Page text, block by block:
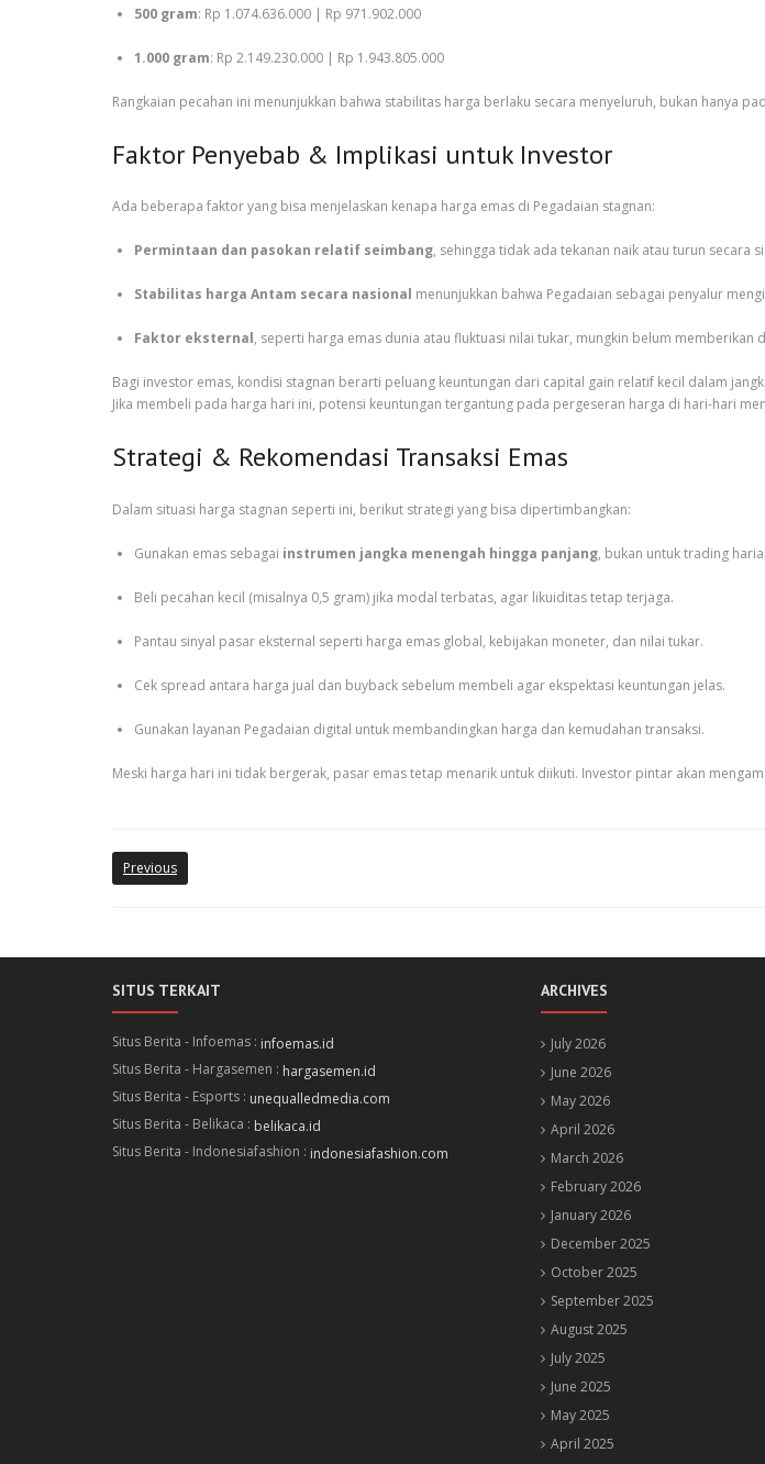
500 gram: Rp 1.074.636.000 | Rp 971.902.000
1.000 gram: Rp 2.149.230.000 | Rp 1.943.805.000
Rangkaian pecahan ini menunjukkan bahwa stabilitas harga berlaku secara menyeluruh, bukan hanya
Faktor Penyebab & Implikasi untuk Investor
Ada beberapa faktor yang bisa menjelaskan kenapa harga emas di Pegadaian stagnan:
Permintaan dan pasokan relatif seimbang, sehingga tidak ada tekanan naik atau turun secara
Stabilitas harga Antam secara nasional menunjukkan bahwa Pegadaian sebagai penyalur
Faktor eksternal, seperti harga emas dunia atau fluktuasi nilai tukar, mungkin belum memberikan
Bagi investor emas, kondisi stagnan berarti peluang keuntungan dari capital gain relatif kecil dalam
Jika membeli pada harga hari ini, potensi keuntungan tergantung pada pergeseran harga di hari-hari
Strategi & Rekomendasi Transaksi Emas
Dalam situasi harga stagnan seperti ini, berikut strategi yang bisa dipertimbangkan:
Gunakan emas sebagai instrumen jangka menengah hingga panjang, bukan untuk trading
Beli pecahan kecil (misalnya 0,5 gram) jika modal terbatas, agar likuiditas tetap terjaga.
Pantau sinyal pasar eksternal seperti harga emas global, kebijakan moneter, dan nilai tukar.
Cek spread antara harga jual dan buyback sebelum membeli agar ekspektasi keuntungan jelas.
Gunakan layanan Pegadaian digital untuk membandingkan harga dan kemudahan transaksi.
Meski harga hari ini tidak bergerak, pasar emas tetap menarik untuk diikuti. Investor pintar akan
Previous
SITUS TERKAIT
Situs Berita - Infoemas : infoemas.id
Situs Berita - Hargasemen : hargasemen.id
Situs Berita - Esports : unequalledmedia.com
Situs Berita - Belikaca : belikaca.id
Situs Berita - Indonesiafashion : indonesiafashion.com
ARCHIVES
July 2026
June 2026
May 2026
April 2026
March 2026
February 2026
January 2026
December 2025
October 2025
September 2025
August 2025
July 2025
June 2025
May 2025
April 2025